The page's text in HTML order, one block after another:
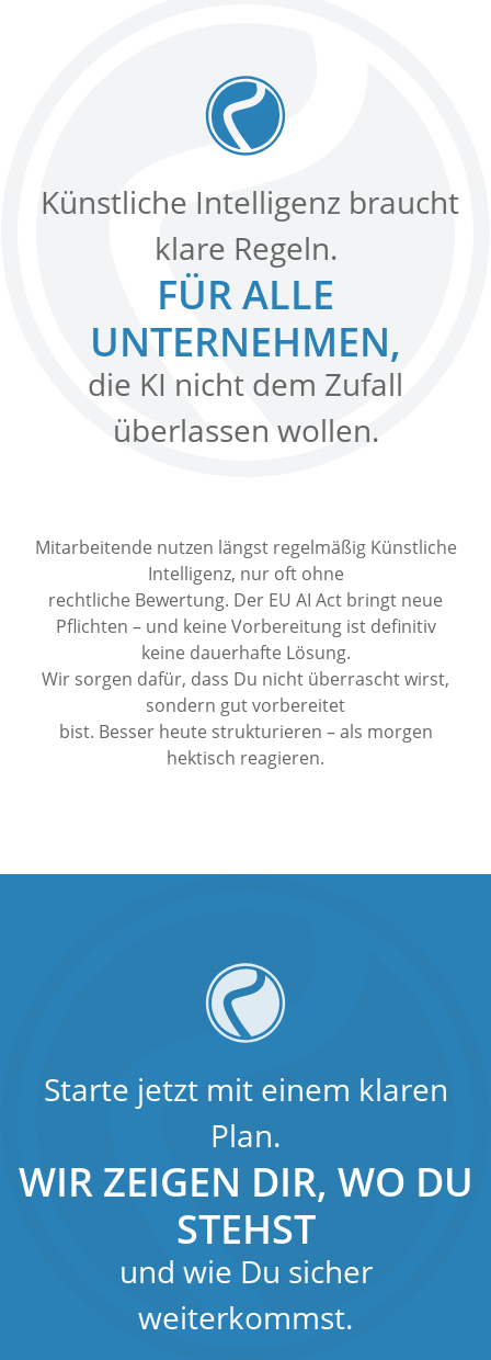
Künstliche Intelligenz braucht
klare Regeln.
FÜR ALLE
UNTERNEHMEN,
die KI nicht dem Zufall
überlassen wollen.
Mitarbeitende nutzen längst regelmäßig Künstliche
Intelligenz, nur oft ohne
rechtliche Bewertung. Der EU AI Act bringt neue
Pflichten – und keine Vorbereitung ist definitiv
keine dauerhafte Lösung.
Wir sorgen dafür, dass Du nicht überrascht wirst,
sondern gut vorbereitet
bist. Besser heute strukturieren – als morgen
hektisch reagieren.
Starte jetzt mit einem klaren
Plan.
WIR ZEIGEN DIR, WO DU
STEHST
und wie Du sicher
weiterkommst.